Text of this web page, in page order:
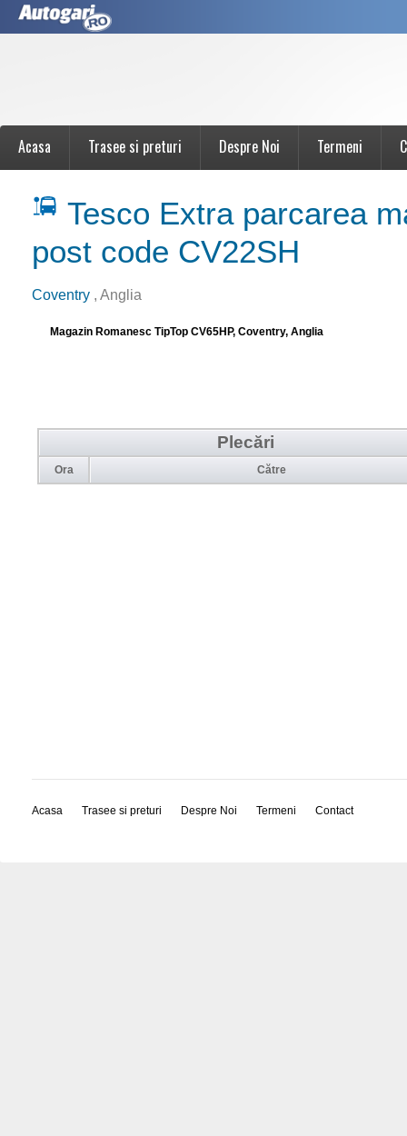
Acasa Trasee si preturi Despre Noi Termeni
Tesco Extra parcarea
post code CV22SH
Coventry , Anglia
Magazin Romanesc TipTop CV65HP, Coventry, Anglia
Plecări
Ora Către
Acasa Trasee si preturi Despre Noi Termeni Contact